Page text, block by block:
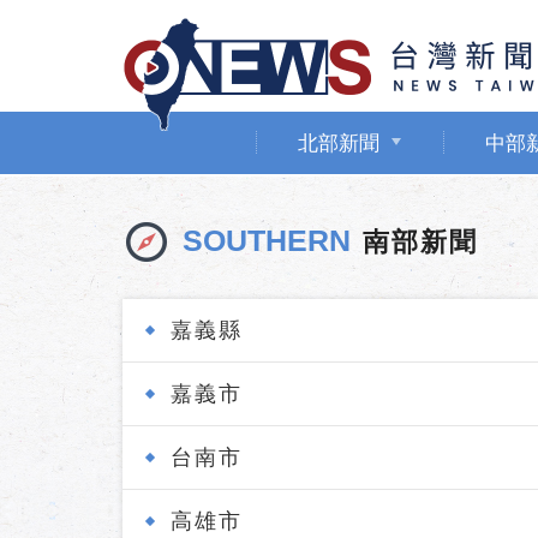
北部新聞 中部
SOUTHERN 南部新聞
嘉義縣
嘉義市
台南市
高雄市